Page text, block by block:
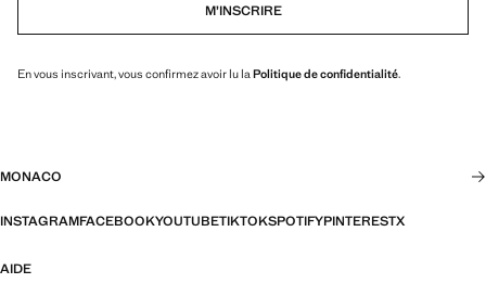
M’INSCRIRE
En vous inscrivant, vous confirmez avoir lu la Politique de confidentialité.
MONACO
INSTAGRAMFACEBOOKYOUTUBETIKTOKSPOTIFYPINTERESTX
AIDE